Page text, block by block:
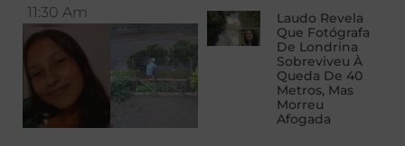
11:30 Am
Laudo Revela
Que Fotógrafa
De Londrina
Sobreviveu À
Queda De 40
Metros, Mas
Morreu
Afogada